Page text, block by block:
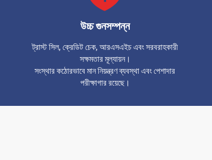
উচ্চ গুনসম্পন্ন
ট্রাস্ট সিল, ক্রেডিট চেক, আরএসএইচ এবং সরবরাহকারী
সক্ষমতার মূল্যায়ন।
সংস্থার কঠোরভাবে মান নিয়ন্ত্রণ ব্যবস্থা এবং পেশাদার
পরীক্ষাগার রয়েছে।